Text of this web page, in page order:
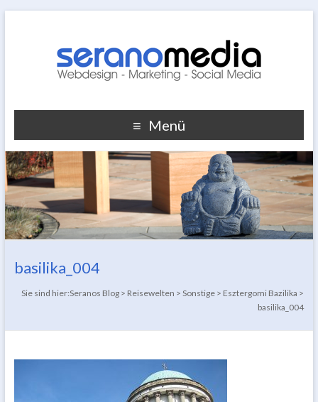
Menü
basilika_004
Sie sind hier:Seranos Blog > Reisewelten >Sonstige > Esztergomi Bazilika >
basilika_004